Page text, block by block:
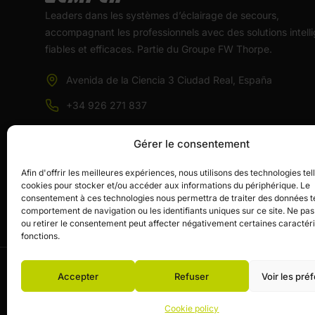
Gérer le consentement
Afin d'offrir les meilleures expériences, nous utilisons des technologies
cookies pour stocker et/ou accéder aux informations du périphérique. Le
consentement à ces technologies nous permettra de traiter des données
comportement de navigation ou les identifiants uniques sur ce site. Ne
ou retirer le consentement peut affecter négativement certaines
fonctions.
Accepter Refuser Voir les
Cookie policy
Leaders dans les systèmes d’éclairage de secours,
accompagnant les professionnels avec des solutions
fiables et efficaces. Partie du Groupe FW Thorpe.
Avenida de la Ciencia 3 Ciudad Real, España
+34 926 271 837
© Zemper. Tous droits réservés.Avis légal et politique